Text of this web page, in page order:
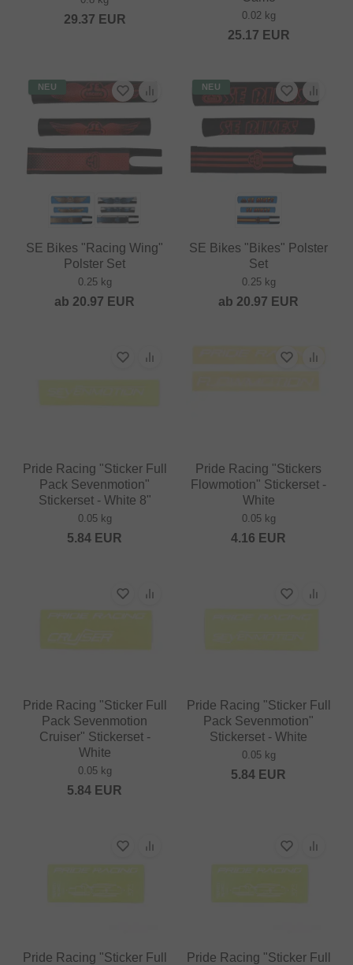
29.37 EUR 0.02 kg
25.17 EUR
NEU
SE Bikes "Racing Wing"
Polster Set
0.25 kg
ab 20.97 EUR
NEU
SE Bikes "Bikes" Polster
Set
0.25 kg
ab 20.97 EUR
Pride Racing "Sticker Full
Pack Sevenmotion"
Stickerset - White 8"
0.05 kg
5.84 EUR
Pride Racing "Stickers
Flowmotion" Stickerset -
White
0.05 kg
4.16 EUR
Pride Racing "Sticker Full
Pack Sevenmotion
Cruiser" Stickerset -
White
0.05 kg
5.84 EUR
Pride Racing "Sticker Full
Pack Sevenmotion"
Stickerset - White
0.05 kg
5.84 EUR
Pride Racing "Sticker Full
Pride Racing "Sticker Full